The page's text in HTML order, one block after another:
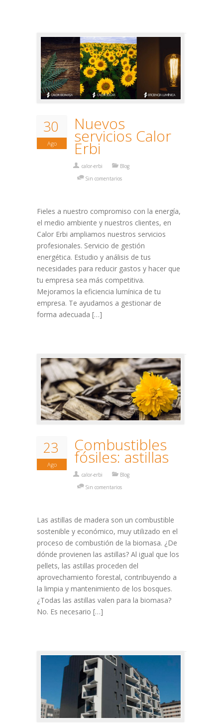
30
Ago
Nuevos
servicios Calor
Erbi
calor-erbi
Blog
Sin comentarios
Fieles a nuestro compromiso con la energía,
el medio ambiente y nuestros clientes, en
Calor Erbi ampliamos nuestros servicios
profesionales. Servicio de gestión
energética. Estudio y análisis de tus
necesidades para reducir gastos y hacer que
tu empresa sea más competitiva.
Mejoramos la eficiencia lumínica de tu
empresa. Te ayudamos a gestionar de
forma adecuada […]
23
Ago
Combustibles
fósiles: astillas
calor-erbi
Blog
Sin comentarios
Las astillas de madera son un combustible
sostenible y económico, muy utilizado en el
proceso de combustión de la biomasa. ¿De
dónde provienen las astillas? Al igual que los
pellets, las astillas proceden del
aprovechamiento forestal, contribuyendo a
la limpia y mantenimiento de los bosques.
¿Todas las astillas valen para la biomasa?
No. Es necesario […]